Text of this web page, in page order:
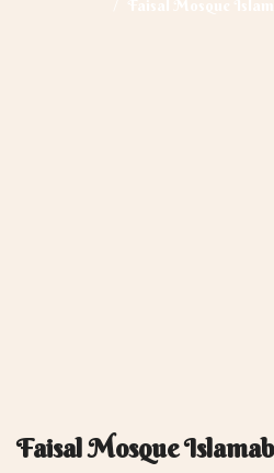
Faisal Mosque
Faisal Mosque